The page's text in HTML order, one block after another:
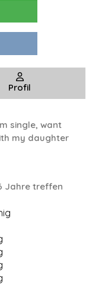
Profil
single, want
my daughter
Jahre treffen